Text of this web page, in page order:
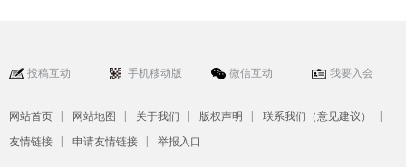
投稿互动 手机移动版 微信互动 我要入会
网站首页 | 网站地图 | 关于我们 | 版权声明 | 联系我们（意见建议） |
友情链接 | 申请友情链接 | 举报入口